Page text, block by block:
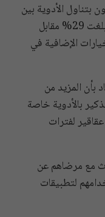
بتناول الأدوية بين
المجموعة التي لم تستخدم التطبيقات إذ بلغت 29% مقابل
الإضافية في
بأن المزيد من
بالأدوية خاصة
لفترات
مع مرضاهم عن
لتطبيقات